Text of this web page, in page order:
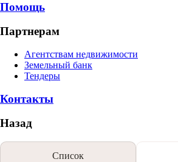
Помощь
Партнерам
Агентствам недвижимости
Земельный банк
Тендеры
Контакты
Назад
Список